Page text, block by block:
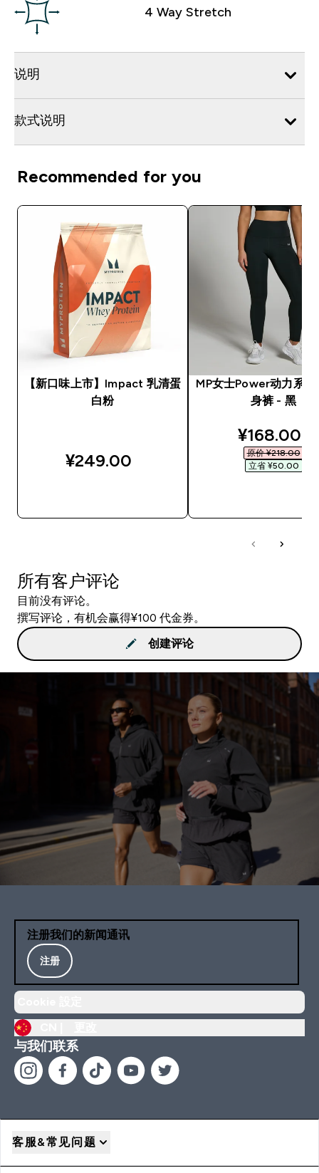
4 Way Stretch
说明
款式说明
Recommended for you
【新口味上市】Impact 乳清蛋
白粉
¥249.00‎
MP女士Power动力系列
身裤 - 黑
¥168.00‎
原价 ¥218.00‎
立省 ¥50.00‎
所有客户评论
目前没有评论。
撰写评论，有机会赢得¥100 代金券。
创建评论
注册我们的新闻通讯
注册
与我们联系
客服&常见问题